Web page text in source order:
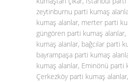
zeytinburnu parti kumaş
kumaş alanlar, merter parti
güngören parti kumaş alanlar,
kumaş alanlar, bağcılar parti
bayrampaşa parti kumaş
kumaş alanlar, Eminönü parti
Çerkezköy parti kumaş